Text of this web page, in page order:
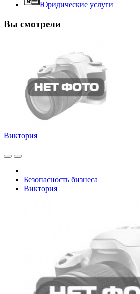
Юридические услуги
Вы смотрели
Виктория
Безопасность бизнеса
Виктория